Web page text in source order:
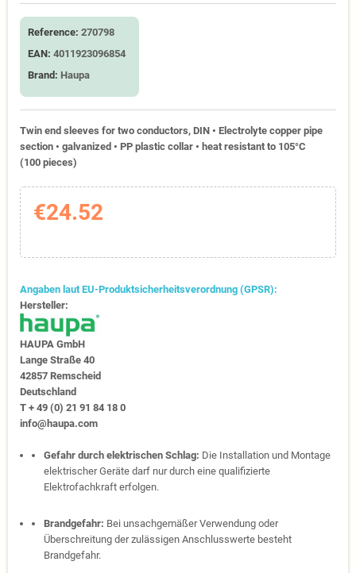
Reference: 270798
EAN: 4011923096854
Brand: Haupa
Twin end sleeves for two conductors, DIN • Electrolyte copper pipe
section • galvanized • PP plastic collar • heat resistant to 105°C
(100 pieces)
€24.52
Angaben laut EU-Produktsicherheitsverordnung (GPSR):
Hersteller:
HAUPA GmbH
Lange Straße 40
42857 Remscheid
Deutschland
T + 49 (0) 21 91 84 18 0
info@haupa.com
Gefahr durch elektrischen Schlag: Die Installation und Montage
elektrischer Geräte darf nur durch eine qualifizierte
Elektrofachkraft erfolgen.
Brandgefahr: Bei unsachgemäßer Verwendung oder
Überschreitung der zulässigen Anschlusswerte besteht
Brandgefahr.